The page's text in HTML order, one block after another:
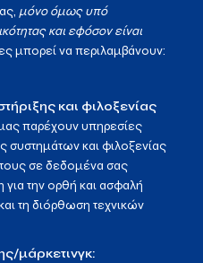
μόνο όμως υπό
και εφόσον είναι
μπορεί να περιλαμβάνουν:
και φιλοξενίας
παρέχουν υπηρεσίες
συστημάτων και φιλοξενίας
σε δεδομένα σας
για την ορθή και ασφαλή
τη διόρθωση τεχνικών
μάρκετινγκ: